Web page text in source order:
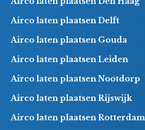
Airco laten plaatsen Delft
Airco laten plaatsen Gouda
Airco laten plaatsen Leiden
Airco laten plaatsen Nootdorp
Airco laten plaatsen Rijswijk
Airco laten plaatsen Rotterdam